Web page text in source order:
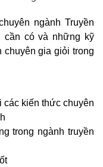
ngành Truyền
cần có và những kỹ
chuyên gia giỏi trong
các kiến thức chuyên
trong ngành truyền